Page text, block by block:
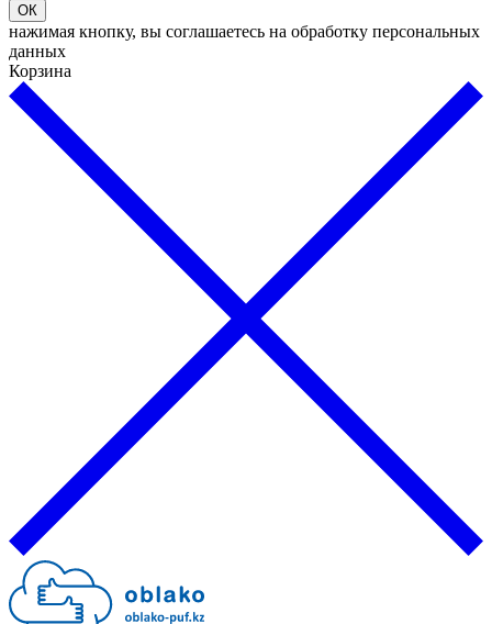
ОК
нажимая кнопку, вы соглашаетесь на обработку персональных
данных
Корзина